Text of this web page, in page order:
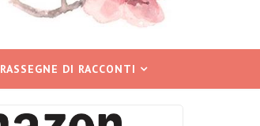
RASSEGNE DI RACCONTI